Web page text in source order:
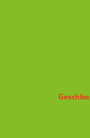
Klicken,